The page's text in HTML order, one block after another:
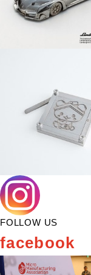
FOLLOW US
facebook